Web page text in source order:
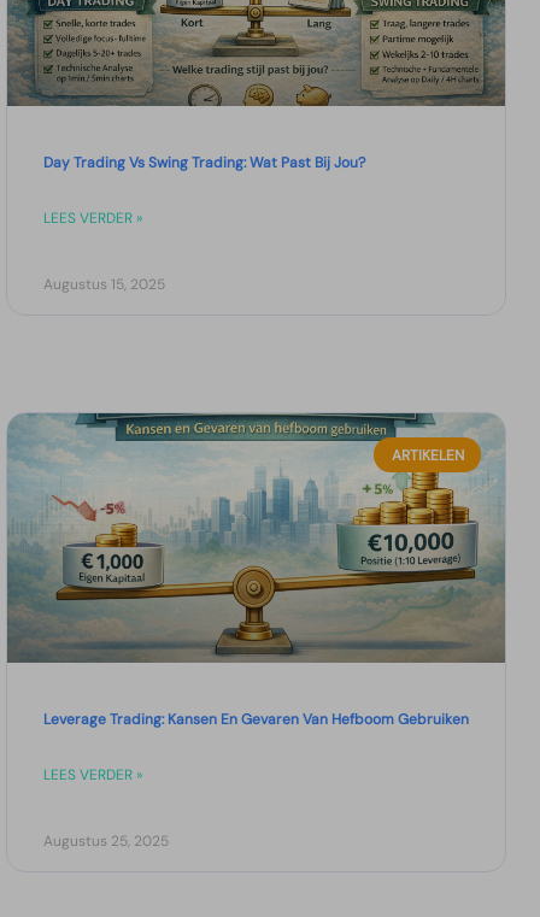
Day Trading Vs Swing Trading: Wat Past Bij Jou?
LEES VERDER »
Augustus 15, 2025
ARTIKELEN
Leverage Trading: Kansen En Gevaren Van Hefboom Gebruiken
LEES VERDER »
Augustus 25, 2025